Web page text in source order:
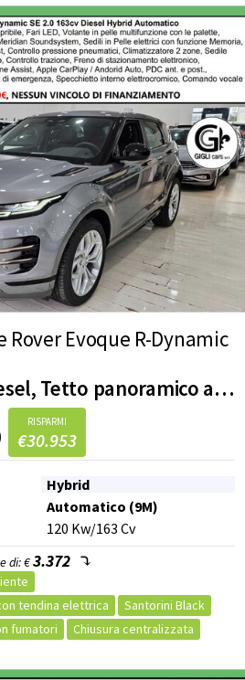
centralizzata
Autoradio
Volante multifunzione
Comandi al volante
Vivavoce
Sistema di navigazione
Start/stop automatico
Marmitta catalitica
Retrovisori ripiegabili elettr.
Sedili posteriori sdoppiabili
Appoggiabraccia posteriore cen
Supporto lombare
Bracciolo
Regolazione elettrica sedili
Appoggiabraccia centrale
di velocità
laterali
ESP
Hill holder
Riconoscimento dei segnali stradali
Sensori di parcheggio
assistito
Controllo automatico trazione
apribile
Rover Evoque R-Dynamic
AWD, 2.0 Mhev Diesel, Tetto panoramico apribile, Meridian Sound System
RISPARMI
€30.953
Hybrid
Automatico (9M)
120 Kw/163 Cv
di: €3.372
tendina elettrica
Santorini Black
fumatori
Chiusura centralizzata
Comandi al volante